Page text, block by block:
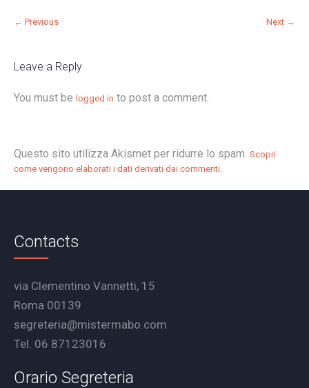
← Previous Next →
Leave a Reply
You must be logged in to post a comment.
Questo sito utilizza Akismet per ridurre lo spam. Scopri
come vengono elaborati i dati derivati dai commenti.
Contacts
via Clementino Vannetti, 15
Roma 00139
segreteria@mistermabo.com
Tel. 06 87123016
Orario Segreteria